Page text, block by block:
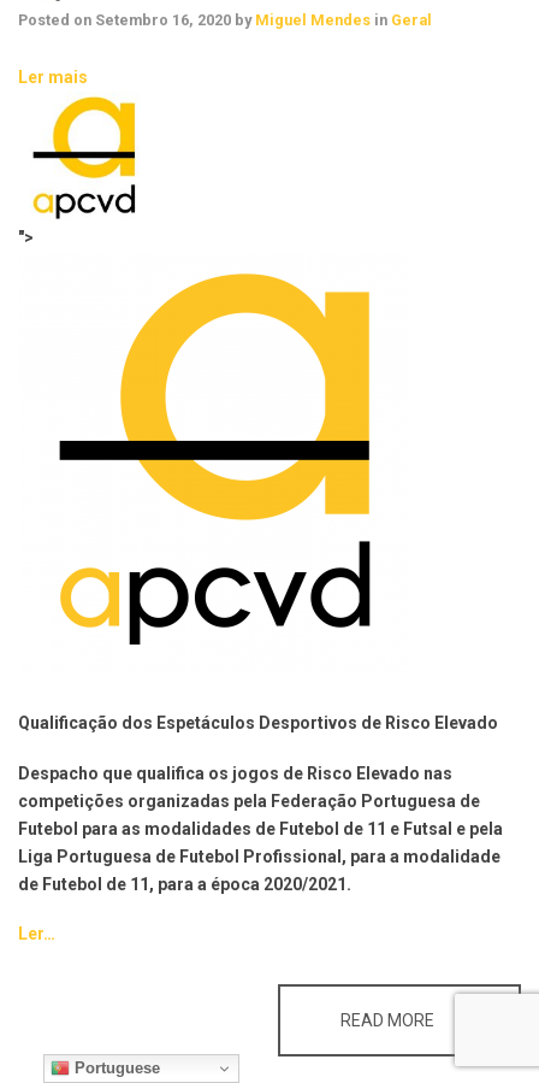
Posted on Setembro 16, 2020 by Miguel Mendes in Geral
Ler mais
">
Qualificação dos Espetáculos Desportivos de Risco Elevado
Despacho que qualifica os jogos de Risco Elevado nas
competições organizadas pela Federação Portuguesa de
Futebol para as modalidades de Futebol de 11 e Futsal e pela
Liga Portuguesa de Futebol Profissional, para a modalidade
de Futebol de 11, para a época 2020/2021.
Ler…
READ MORE
Portuguese